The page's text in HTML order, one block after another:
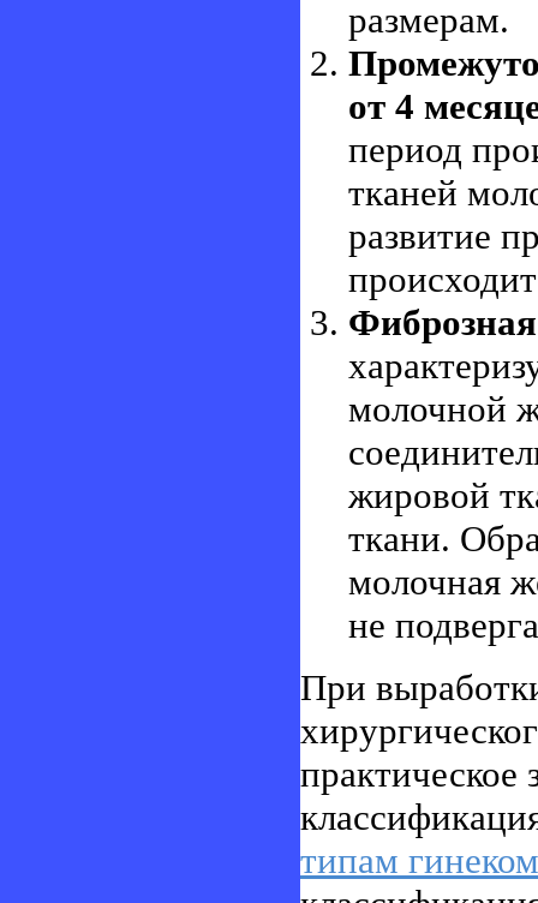
размерам.
от 4
период
тканей
развитие
молочной
жировой
ткани.
молочная
не
При
практическое
типам